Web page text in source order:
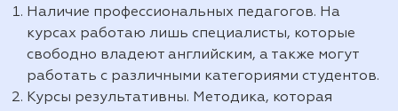
Наличие профессиональных педагогов. На
курсах работаю лишь специалисты, которые
свободно владеют английским, а также могут
работать с различными категориями студентов.
Курсы результативны. Методика, которая